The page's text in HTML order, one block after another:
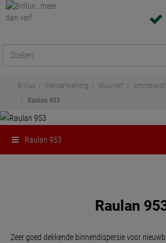
Brillux Wandafwerking Muurverf
Raulan 953
Raulan 953
Raulan
Zeer goed dekkende binnendispersie voor